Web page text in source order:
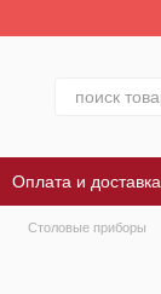
Оплата и доставка
Столовые приборы